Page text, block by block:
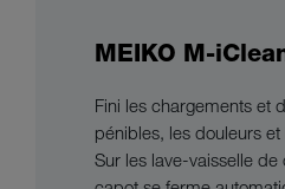
MEIKO M-
Fini les chargements et
pénibles, les douleurs
Sur les lave-vaisselle